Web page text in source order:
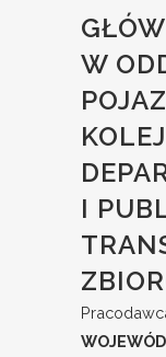
W
I